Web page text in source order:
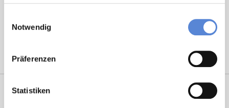
Notwendig
Präferenzen
Statistiken
Augsburg|Berlin|Düsseldorf|Erlangen|Hamburg|Hannover|
München|
Nürnberg|Ulm